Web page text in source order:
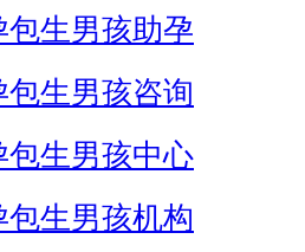
包生男孩助孕
包生男孩咨询
包生男孩中心
包生男孩机构